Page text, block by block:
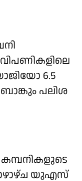
6.5
പലിശ
യുഎസ്